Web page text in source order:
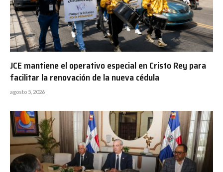
JCE mantiene el operativo especial en Cristo Rey para
facilitar la renovación de la nueva cédula
agosto 5, 2026